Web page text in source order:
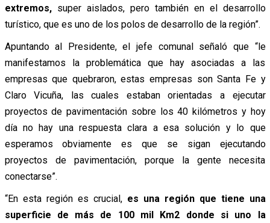
extremos,super aislados, pero también en el desarrollo
turístico, que es uno de los polos de desarrollo de la región”.
Apuntando al Presidente, el jefe comunal señaló que “le
manifestamos la problemática que hay asociadas a las
empresas que quebraron, estas empresas son Santa Fe y
Claro Vicuña, las cuales estaban orientadas a ejecutar
proyectos de pavimentación sobre los 40 kilómetros y hoy
día no hay una respuesta clara a esa solución y lo que
esperamos obviamente es que se sigan ejecutando
proyectos de pavimentación, porque la gente necesita
conectarse”.
“En esta región es crucial, es una región que tiene una
superficie de más de 100 mil Km2 donde si uno la